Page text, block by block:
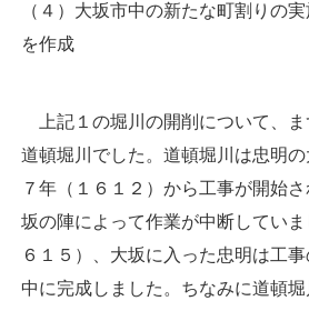
（４）大坂市中の新たな町割りの
を作成
上記１の堀川の開削について、
道頓堀川でした。道頓堀川は忠明の
７年（１６１２）から工事が開始
坂の陣によって作業が中断していま
６１５）、大坂に入った忠明は工
中に完成しました。ちなみに道頓